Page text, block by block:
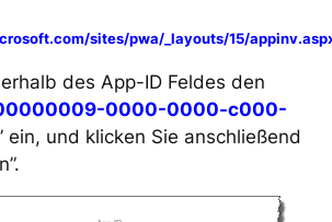
sites/pwa/_layouts/15/
des App-ID Feldes den
0000-0000-c000-
ein, und klicken Sie anschließend